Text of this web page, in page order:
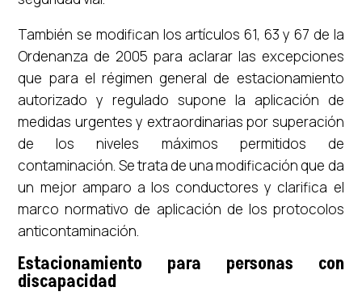
También se modifican los artículos 61, 63 y 67 de la
Ordenanza de 2005 para aclarar las excepciones
que para el régimen general de estacionamiento
autorizado y regulado supone la aplicación de
medidas urgentes y extraordinarias por superación
de los niveles máximos permitidos de
contaminación. Se trata de una modificación que da
un mejor amparo a los conductores y clarifica el
marco normativo de aplicación de los protocolos
anticontaminación.
Estacionamiento para personas con
discapacidad